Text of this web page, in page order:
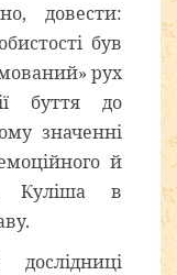
довести:
був
рух
буття до
значенні
й
Куліша в